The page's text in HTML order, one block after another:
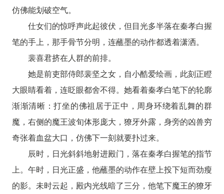
仿佛能划破空气。
仕女们的惊呼声此起彼伏，但目光多半落在秦孝白握
笔的手上，那手骨节分明，连蘸墨的动作都透着潇洒。
裴喜君挤在人群的前排。
她是前吏部侍郎裴坚之女，自小酷爱绘画，此刻正瞪
大眼睛看着，连眨眼都舍不得。她看着秦孝白笔下的轮廓
渐渐清晰：打坐的佛祖居于正中，周身环绕着乱舞的群
魔，右侧的魔王波旬体形庞大，獠牙外露，身旁的凶兽穷
奇张着血盆大口，仿佛下一刻就要扑过来。
辰时，日光斜斜地射进殿门，落在秦孝白握笔的指节
上。午时，日光正盛，他蘸墨的动作在壁上投下短而劲瘦
的影。未时云起，殿内光线暗了三分，他笔下魔王的獠牙